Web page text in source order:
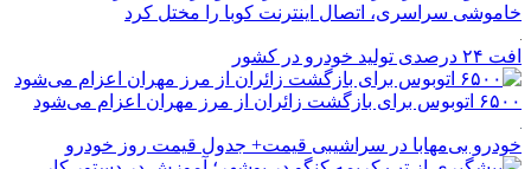
خاموشی سراسری، اتصال اینترنت کوبا را مختل کرد
افت ۲۴ درصدی تولید خودرو در کشور
۶۵۰۰ اتوبوس برای بازگشت زائران از مرز مهران اعزام می‌شود
خودرو بی‌مهابا در سراشیبی قیمت+ جدول قیمت روز خودرو